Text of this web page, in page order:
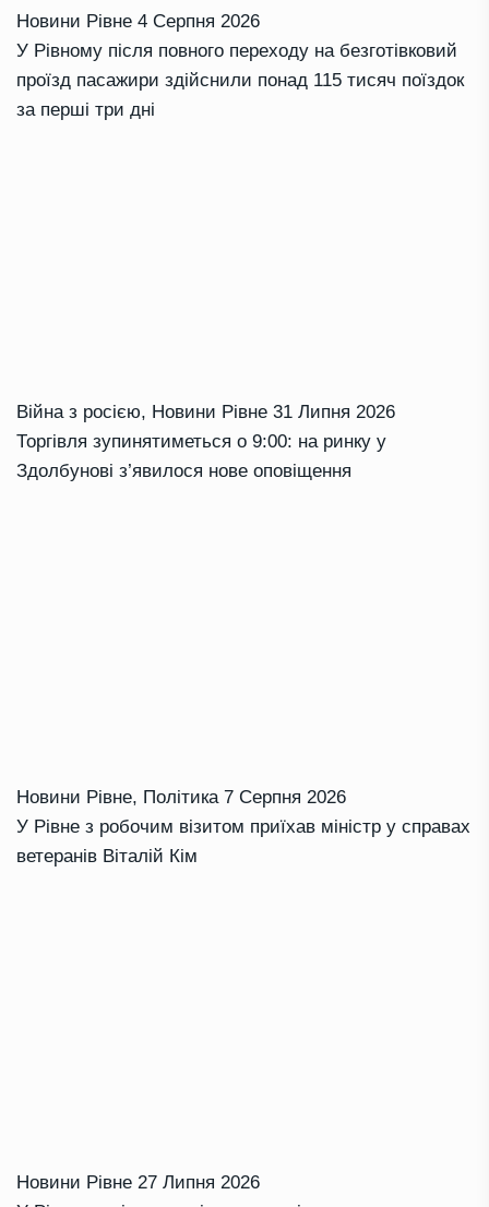
Новини Рівне 4 Серпня 2026
У Рівному після повного переходу на безготівковий
проїзд пасажири здійснили понад 115 тисяч поїздок
за перші три дні
Війна з росією, Новини Рівне 31 Липня 2026
Торгівля зупинятиметься о 9:00: на ринку у
Здолбунові з’явилося нове оповіщення
Новини Рівне, Політика 7 Серпня 2026
У Рівне з робочим візитом приїхав міністр у справах
ветеранів Віталій Кім
Новини Рівне 27 Липня 2026